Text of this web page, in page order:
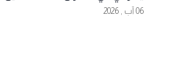
06 آب , 2026